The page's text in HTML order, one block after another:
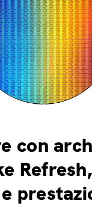
con
Refresh,